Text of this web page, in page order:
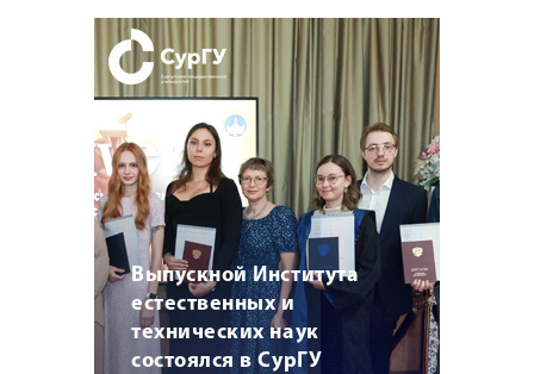
Выпускной Института
естественных и
технических наук
состоялся в СурГУ